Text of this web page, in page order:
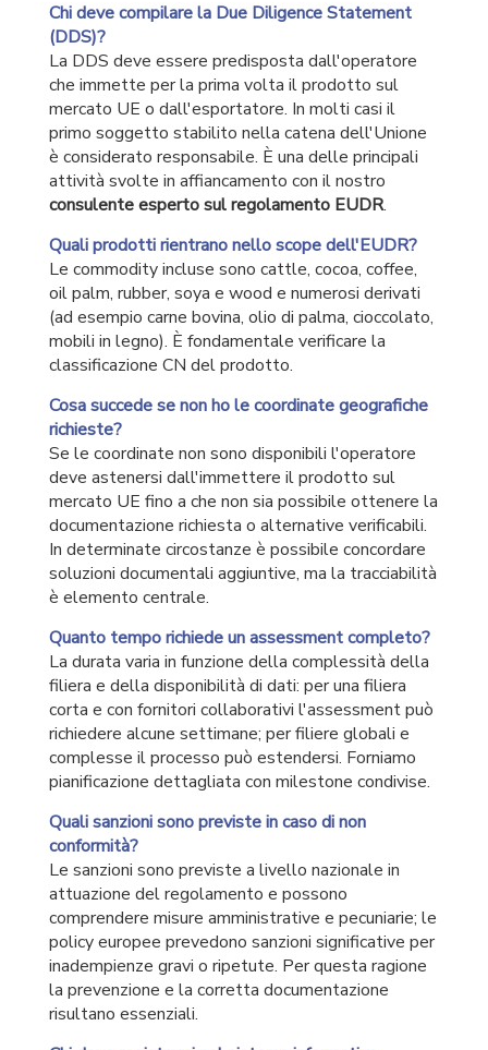
Chi deve compilare la Due Diligence Statement
(DDS)?
La DDS deve essere predisposta dall'operatore
che immette per la prima volta il prodotto sul
mercato UE o dall'esportatore. In molti casi il
primo soggetto stabilito nella catena dell'Unione
è considerato responsabile. È una delle principali
attività svolte in affiancamento con il nostro
consulente esperto sul regolamento EUDR.
Quali prodotti rientrano nello scope dell'EUDR?
Le commodity incluse sono cattle, cocoa, coffee,
oil palm, rubber, soya e wood e numerosi derivati
(ad esempio carne bovina, olio di palma, cioccolato,
mobili in legno). È fondamentale verificare la
classificazione CN del prodotto.
Cosa succede se non ho le coordinate geografiche
richieste?
Se le coordinate non sono disponibili l'operatore
deve astenersi dall'immettere il prodotto sul
mercato UE fino a che non sia possibile ottenere la
documentazione richiesta o alternative verificabili.
In determinate circostanze è possibile concordare
soluzioni documentali aggiuntive, ma la tracciabilità
è elemento centrale.
Quanto tempo richiede un assessment completo?
La durata varia in funzione della complessità della
filiera e della disponibilità di dati: per una filiera
corta e con fornitori collaborativi l'assessment può
richiedere alcune settimane; per filiere globali e
complesse il processo può estendersi. Forniamo
pianificazione dettagliata con milestone condivise.
Quali sanzioni sono previste in caso di non
conformità?
Le sanzioni sono previste a livello nazionale in
attuazione del regolamento e possono
comprendere misure amministrative e pecuniarie; le
policy europee prevedono sanzioni significative per
inadempienze gravi o ripetute. Per questa ragione
la prevenzione e la corretta documentazione
risultano essenziali.